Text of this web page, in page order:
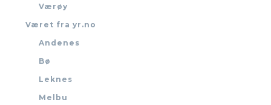
Værøy
Været fra yr.no
Andenes
Bø
Leknes
Melbu